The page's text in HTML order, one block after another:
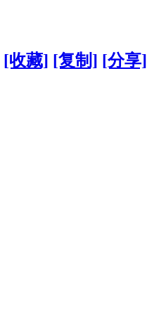
[收藏] [复制] [分享]